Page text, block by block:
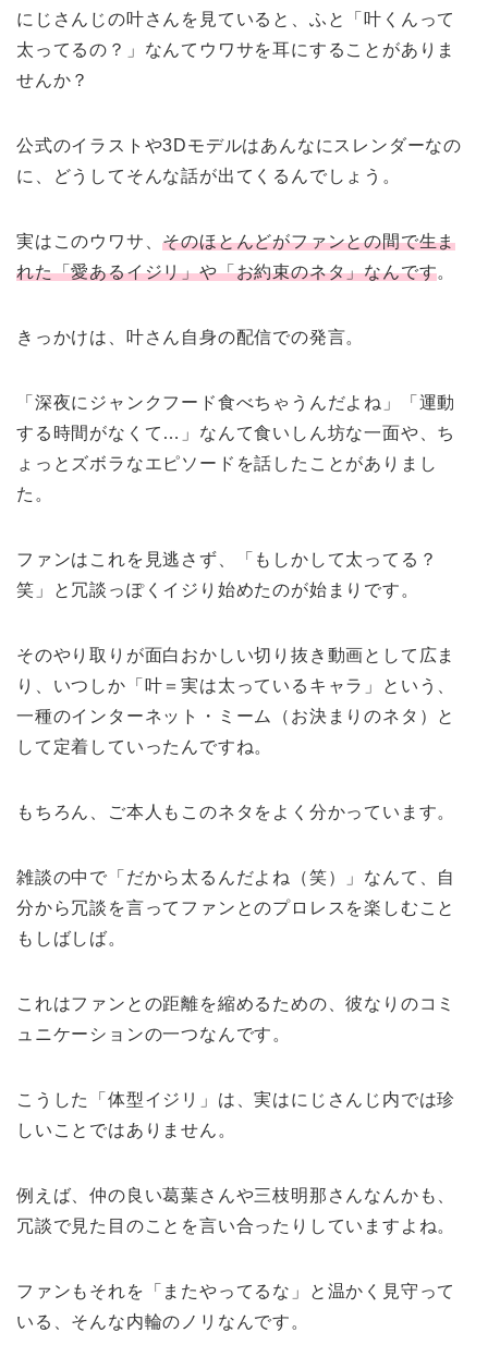
にじさんじの叶さんを見ていると、ふと「叶くんって
太ってるの？」なんてウワサを耳にすることがありま
せんか？
公式のイラストや3Dモデルはあんなにスレンダーなの
に、どうしてそんな話が出てくるんでしょう。
実はこのウワサ、そのほとんどがファンとの間で生ま
れた「愛あるイジリ」や「お約束のネタ」なんです。
きっかけは、叶さん自身の配信での発言。
「深夜にジャンクフード食べちゃうんだよね」「運動
する時間がなくて…」なんて食いしん坊な一面や、ち
ょっとズボラなエピソードを話したことがありまし
た。
ファンはこれを見逃さず、「もしかして太ってる？
笑」と冗談っぽくイジり始めたのが始まりです。
そのやり取りが面白おかしい切り抜き動画として広ま
り、いつしか「叶＝実は太っているキャラ」という、
一種のインターネット・ミーム（お決まりのネタ）と
して定着していったんですね。
もちろん、ご本人もこのネタをよく分かっています。
雑談の中で「だから太るんだよね（笑）」なんて、自
分から冗談を言ってファンとのプロレスを楽しむこと
もしばしば。
これはファンとの距離を縮めるための、彼なりのコミ
ュニケーションの一つなんです。
こうした「体型イジリ」は、実はにじさんじ内では珍
しいことではありません。
例えば、仲の良い葛葉さんや三枝明那さんなんかも、
冗談で見た目のことを言い合ったりしていますよね。
ファンもそれを「またやってるな」と温かく見守って
いる、そんな内輪のノリなんです。